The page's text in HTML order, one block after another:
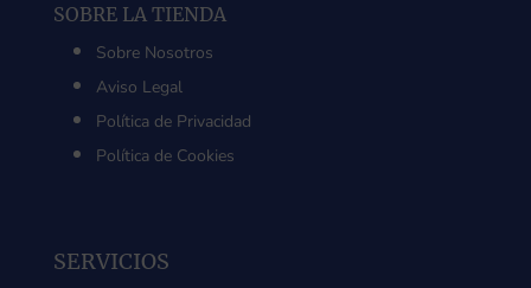
SOBRE LA TIENDA
Sobre Nosotros
Aviso Legal
Política de Privacidad
Política de Cookies
SERVICIOS